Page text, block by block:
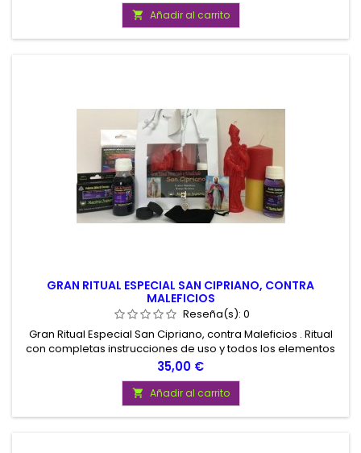
persona amada o pareja. Presentado en atractiva Bolsa de
Charol.
 Añadir al carrito
GRAN RITUAL ESPECIAL SAN CIPRIANO, CONTRA
MALEFICIOS
Reseña(s): 0
Gran Ritual Especial San Cipriano, contra Maleficios . Ritual
con completas instrucciones de uso y todos los elementos
necesarios para su realización. Gran Ritual de Calidad
Potenciado San Cipriano para destruir magias y hechizos,
Peticiones dificiles e Importantes. Presentado en atractiva
Bolsa de Charol.
Precio
35,00 €
 Añadir al carrito